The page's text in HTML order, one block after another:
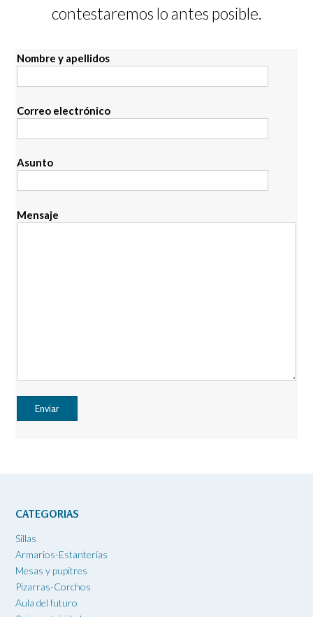
contestaremos lo antes posible.
Nombre y apellidos
Correo electrónico
Asunto
Mensaje
CATEGORIAS
Sillas
Armarios-Estanterías
Mesas y pupitres
Pizarras-Corchos
Aula del futuro